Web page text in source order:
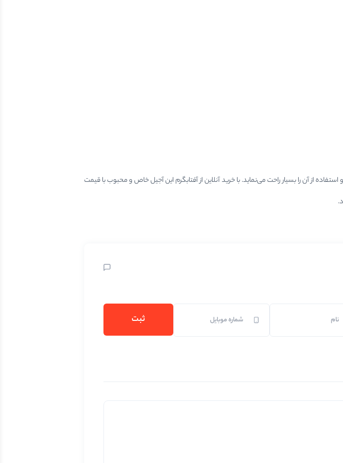
از آن را بسیار راحت می‌نماید. با خرید آنلاین از آفتابگرم این آجیل خاص و محبوب با قیمت